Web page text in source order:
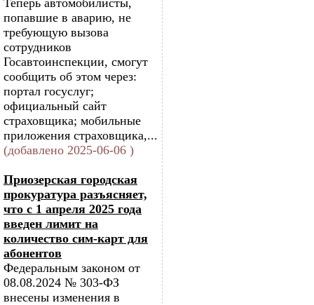
Теперь автомобилисты,
попавшие в аварию, не
требующую вызова
сотрудников
Госавтоинспекции, смогут
сообщить об этом через:
портал госуслуг;
официальный сайт
страховщика; мобильные
приложения страховщика,...
(добавлено 2025-06-06 )
Приозерская городская
прокуратура разъясняет,
что с 1 апреля 2025 года
введен лимит на
количество сим-карт для
абонентов
Федеральным законом от
08.08.2024 № 303-ФЗ
внесены изменения в